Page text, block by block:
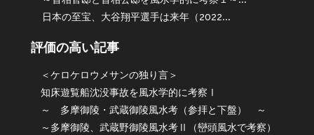
日本の至宝、大谷翔平選手は来年（2022...
評価の高い記事
＜ケロケロウメサンの独り言＞
知床遊覧船沈没事故を風水学的に考察Ⅰ
～ 多摩御陵・武蔵御陵風水考（参拝と下盤） ～
～多摩御陵、武蔵野御陵風水考Ⅱ（巒頭風水で考察）